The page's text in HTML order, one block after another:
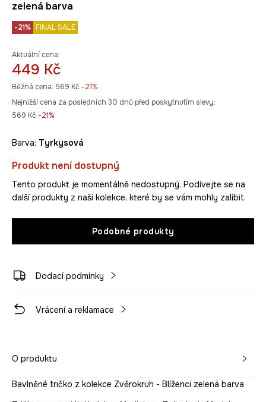
zelená barva
-21% FINAL SALE
Aktuální cena:
449 Kč
Běžná cena: 569 Kč -21%
Nejnižší cena za posledních 30 dnů před poskytnutím slevy:
569 Kč -21%
Barva: tyrkysová
Produkt není dostupný
Tento produkt je momentálně nedostupný. Podívejte se na
další produkty z naší kolekce, které by se vám mohly zalíbit.
Podobné produkty
Dodací podmínky
Vrácení a reklamace
O produktu
Bavlněné tričko z kolekce Zvěrokruh - Blíženci zelená barva